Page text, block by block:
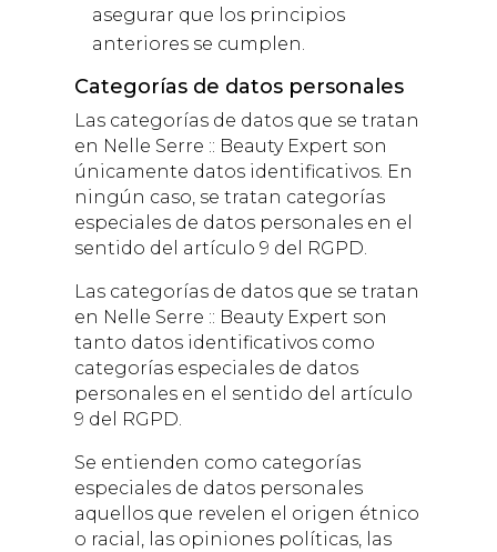
asegurar que los principios
anteriores se cumplen.
Categorías de datos personales
Las categorías de datos que se tratan
en Nelle Serre :: Beauty Expert son
únicamente datos identificativos. En
ningún caso, se tratan categorías
especiales de datos personales en el
sentido del artículo 9 del RGPD.
Las categorías de datos que se tratan
en Nelle Serre :: Beauty Expert son
tanto datos identificativos como
categorías especiales de datos
personales en el sentido del artículo
9 del RGPD.
Se entienden como categorías
especiales de datos personales
aquellos que revelen el origen étnico
o racial, las opiniones políticas, las